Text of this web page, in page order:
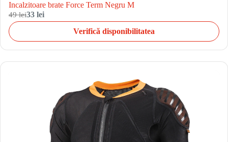
Incalzitoare brate Force Term Negru M
49 lei33 lei
Verifică disponibilitatea